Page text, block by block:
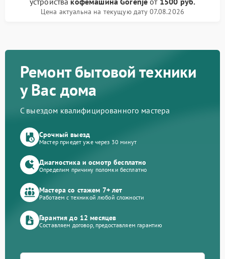
Цена актуальна на текущую дату 07.08.2026
Ремонт бытовой техники
у Вас дома
С выездом квалифицированного мастера
Срочный выезд
Мастер приедет уже через 30 минут
Диагностика и осмотр бесплатно
Определим причину поломки бесплатно
Мастера со стажем 7+ лет
Работаем с техникой любой сложности
Гарантия до 12 месяцев
Составляем договор, предоставляем гарантию